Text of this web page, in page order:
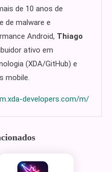
de 10 anos de
de malware e
Android, Thiago
ativo em
(XDA/GitHub) e
mobile.
developers.com/m/